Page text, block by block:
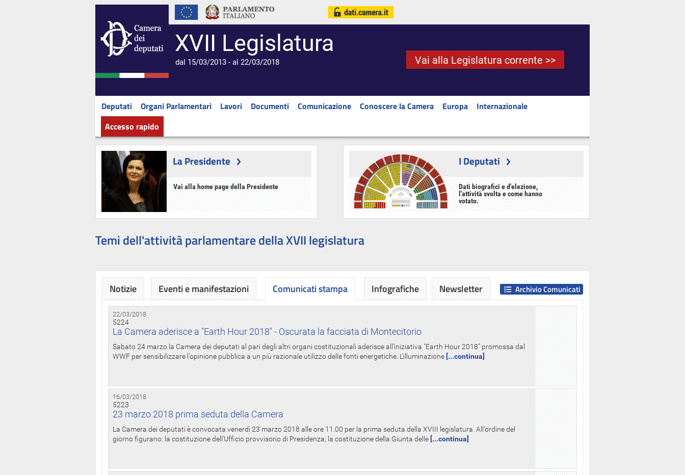
XVII Legislatura
dal 15/03/2013 - al 22/03/2018 Vai alla Legislatura corrente >>
Deputati Organi Parlamentari Lavori Documenti Comunicazione Conoscere la Camera Europa
Internazionale
Accesso rapido
La Presidente
Vai alla home page della Presidente
I Deputati
Dati biografici e d'elezione,
l'attività svolta e come hanno
votato.
Temi dell'attività parlamentare della XVII legislatura
Notizie Eventi e manifestazioni Comunicati stampa
22/03/2018
5224
La Camera aderisce a "Earth Hour 2018" - Oscurata la facciata di Montecitorio
Sabato 24 marzo la Camera dei deputati al pari degli altri organi costituzionali aderisce all'iniziativa "Earth Hour 2018" promossa dal
WWF per sensibilizzare l'opinione pubblica a un più razionale utilizzo delle fonti energetiche. L'illuminazione [...continua]
16/03/2018
5223
23 marzo 2018 prima seduta della Camera
La Camera dei deputati è convocata venerdì 23 marzo 2018 alle ore 11.00 per la prima seduta della XVIII legislatura. All'ordine del
giorno figurano: la costituzione dell'Ufficio provvisorio di Presidenza; la costituzione della Giunta delle [...continua]
Archivio Comunicati
Infografiche Newsletter